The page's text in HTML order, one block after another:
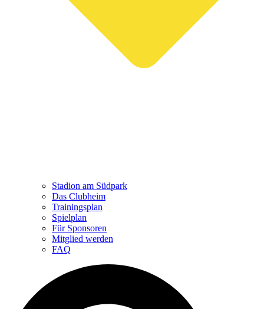
Stadion am Südpark
Das Clubheim
Trainingsplan
Spielplan
Für Sponsoren
Mitglied werden
FAQ